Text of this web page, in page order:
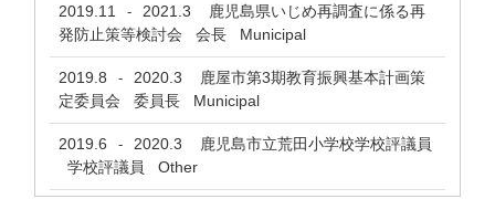
2019.11 - 2021.3 鹿児島県いじめ再調査に係る再
発防止策等検討会 会長 Municipal
2019.8 - 2020.3 鹿屋市第3期教育振興基本計画策
定委員会 委員長 Municipal
2019.6 - 2020.3 鹿児島市立荒田小学校学校評議員
学校評議員 Other